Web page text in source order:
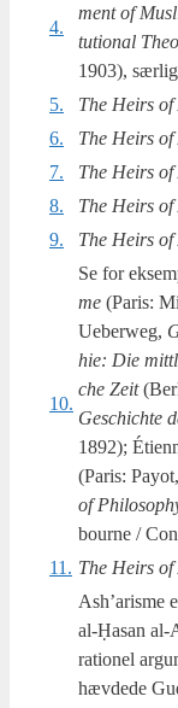
4.
ment of
tu­tio­nal
1903),
5.
The Heirs of
6.
The Heirs of
7.
The Heirs of
8.
The Heirs of
9.
The Heirs of
10.
Se for
me (Paris:
Ueberweg,
hie: Die
che Zeit
Ges­chi­ch­te
1892);
(Paris:
of
bour­ne /
11. The Heirs of
Ash’arisme
al-Ḥasan al-
ratio­nel
hæv­de­de